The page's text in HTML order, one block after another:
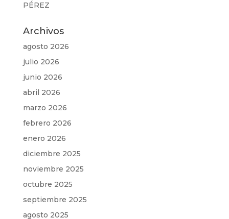
PÉREZ
Archivos
agosto 2026
julio 2026
junio 2026
abril 2026
marzo 2026
febrero 2026
enero 2026
diciembre 2025
noviembre 2025
octubre 2025
septiembre 2025
agosto 2025